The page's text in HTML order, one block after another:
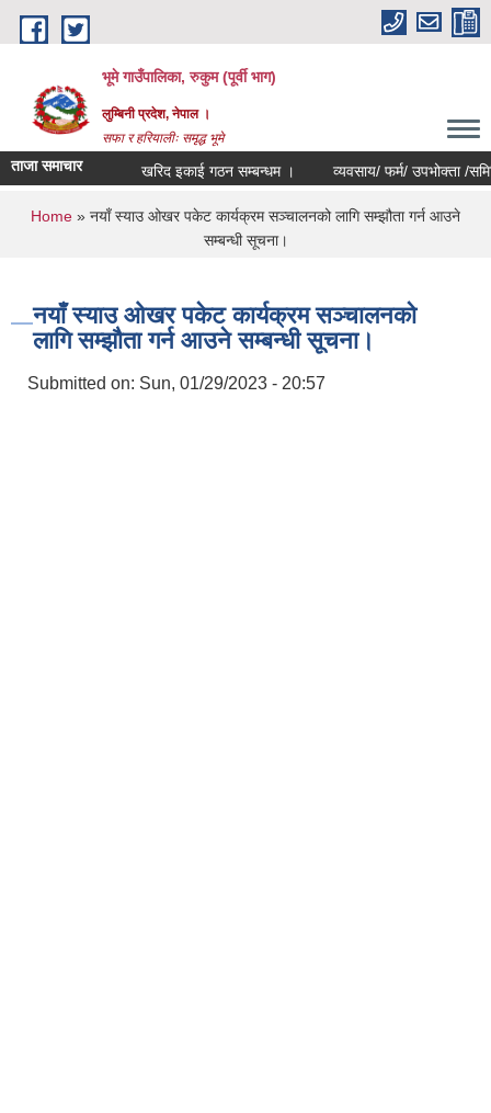
Skip to main content
भूमे गाउँपालिका, रुकुम (पूर्वी भाग)
लुम्बिनी प्रदेश, नेपाल ।
सफा र हरियालीः समृद्ध भूमे
ताजा समाचार खरिद इकाई गठन सम्बन्धम । व्यवसाय/ फर्म/ उपभोक्ता /समिति/
You are here
Home » नयाँ स्याउ ओखर पकेट कार्यक्रम सञ्चालनको लागि सम्झौता गर्न आउने
सम्बन्धी सूचना।
नयाँ स्याउ ओखर पकेट कार्यक्रम सञ्चालनको
लागि सम्झौता गर्न आउने सम्बन्धी सूचना।
Submitted on: Sun, 01/29/2023 - 20:57